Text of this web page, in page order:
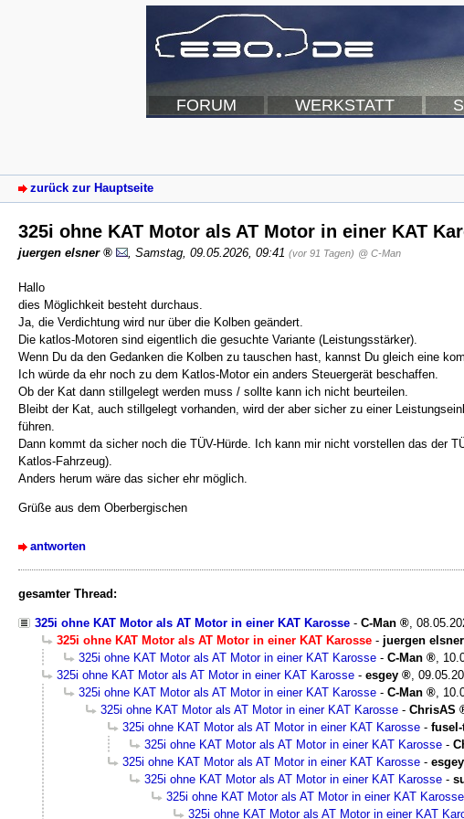
FORUM WERKSTATT
zurück zur Hauptseite
325i ohne KAT Motor als AT Motor in einer KAT
juergen elsner Samstag, 09.05.2026, 09:41 (vor 91 Tagen) @ C-Man
Hallo
dies Möglichkeit besteht durchaus.
Ja, die Verdichtung wird nur über die Kolben geändert.
Die katlos-Motoren sind eigentlich die gesuchte Variante (Leistungsstärker).
Wenn Du da den Gedanken die Kolben zu tauschen hast, kannst Du gleich eine
Ich würde da ehr noch zu dem Katlos-Motor ein anders Steuergerät beschaffen.
Ob der Kat dann stillgelegt werden muss / sollte kann ich nicht beurteilen.
Bleibt der Kat, auch stillgelegt vorhanden, wird der aber sicher zu einer
führen.
Dann kommt da sicher noch die TÜV-Hürde. Ich kann mir nicht vorstellen das der
Katlos-Fahrzeug).
Anders herum wäre das sicher ehr möglich.
Grüße aus dem Oberbergischen
antworten
gesamter Thread:
325i ohne KAT Motor als AT Motor in einer KAT Karosse - C-Man ,
325i ohne KAT Motor als AT Motor in einer KAT Karosse - juergen elsner
325i ohne KAT Motor als AT Motor in einer KAT Karosse - C-Man ,
325i ohne KAT Motor als AT Motor in einer KAT Karosse - esgey ,
325i ohne KAT Motor als AT Motor in einer KAT Karosse - C-Man ,
325i ohne KAT Motor als AT Motor in einer KAT Karosse - ChrisAS
325i ohne KAT Motor als AT Motor in einer KAT Karosse -
325i ohne KAT Motor als AT Motor in einer KAT Karosse -
325i ohne KAT Motor als AT Motor in einer KAT Karosse - esgey
325i ohne KAT Motor als AT Motor in einer KAT Karosse -
325i ohne KAT Motor als AT Motor in einer KAT Karosse
325i ohne KAT Motor als AT Motor in einer KAT